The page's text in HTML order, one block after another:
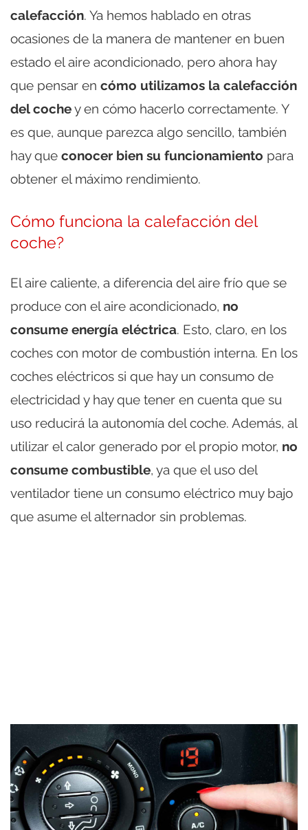
calefacción. Ya hemos hablado en otras
ocasiones de la manera de mantener en buen
estado el aire acondicionado, pero ahora hay
que pensar en cómo utilizamos la calefacción
del cochey en cómo hacerlo correctamente. Y
es que, aunque parezca algo sencillo, también
hay que conocer bien su funcionamiento para
obtener el máximo rendimiento.
Cómo funciona la calefacción del
coche?
El aire caliente, a diferencia del aire frío que se
produce con el aire acondicionado, no
consume energía eléctrica. Esto, claro, en los
coches con motor de combustión interna. En los
coches eléctricos si que hay un consumo de
electricidad y hay que tener en cuenta que su
uso reducirá la autonomía del coche. Además, al
utilizar el calor generado por el propio motor, no
consume combustible, ya que el uso del
ventilador tiene un consumo eléctrico muy bajo
que asume el alternador sin problemas.